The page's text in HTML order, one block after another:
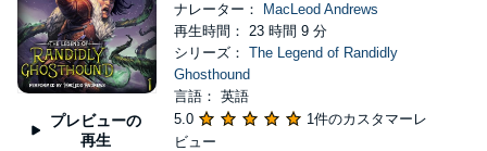
プレビューの
再生
ナレーター：
MacLeod Andrews
再生時間： 23 時間 9 分
シリーズ： The Legend of Randidly
Ghosthound
言語： 英語
5.0
1件のカスタマーレ
ビュー